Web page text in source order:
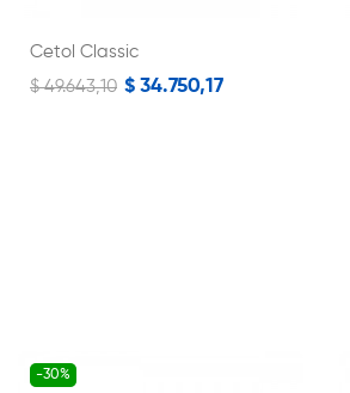
Cetol Classic
$ 49.643,10 $ 34.750,17
-30%